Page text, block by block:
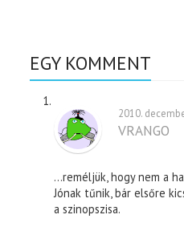
EGY KOMMENT
2010.
VRANGO
…reméljük, hogy nem a
Jónak tűnik, bár elsőre
a szinopszisa.